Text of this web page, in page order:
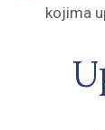
kojima